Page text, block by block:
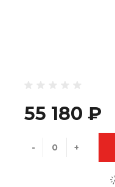
55 180 ₽
- +